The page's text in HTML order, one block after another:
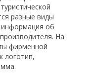
разные виды
информация об
На
фирменной
логотип,